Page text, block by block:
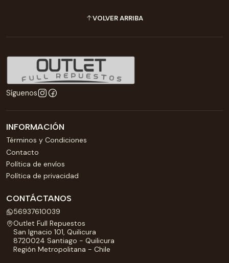
VOLVER ARRIBA
Síguenos
INFORMACIÓN
Términos y Condiciones
Contacto
Política de envíos
Política de privacidad
CONTÁCTANOS
56937610039
Outlet Full Repuestos
San Ignacio 101, Quilicura
8720024 Santiago - Quilicura
Región Metropolitana - Chile